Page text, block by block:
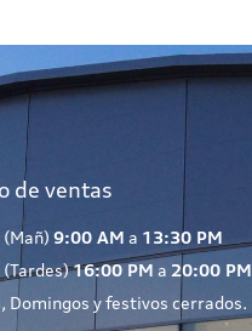
de ventas
(Mañ) 9:00 AM a 13:30 PM
(Tardes)16:00 PM a 20:00 PM
Domingos y festivos cerrados.